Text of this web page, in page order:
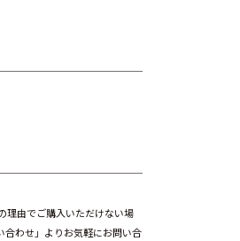
理由でご購入いただけない場
合わせ」よりお気軽にお問い合